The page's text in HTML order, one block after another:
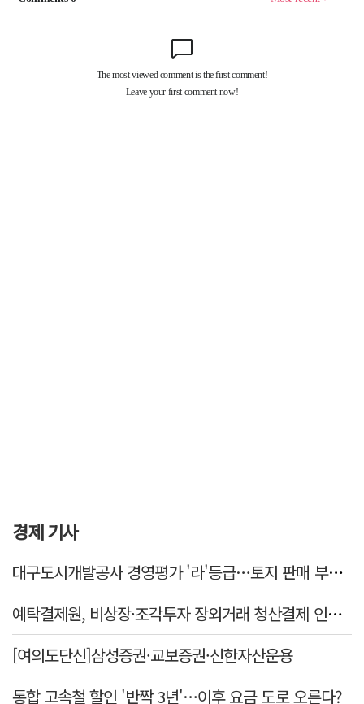
경제 기사
대구도시개발공사 경영평가 '라'등급…토지 판매 부진에 1년 만에 두 단계 '뚝'
예탁결제원, 비상장·조각투자 장외거래 청산결제 인프라 구축 착수…연내 가동
[여의도단신]삼성증권·교보증권·신한자산운용
통합 고속철 할인 '반짝 3년'…이후 요금 도로 오른다?